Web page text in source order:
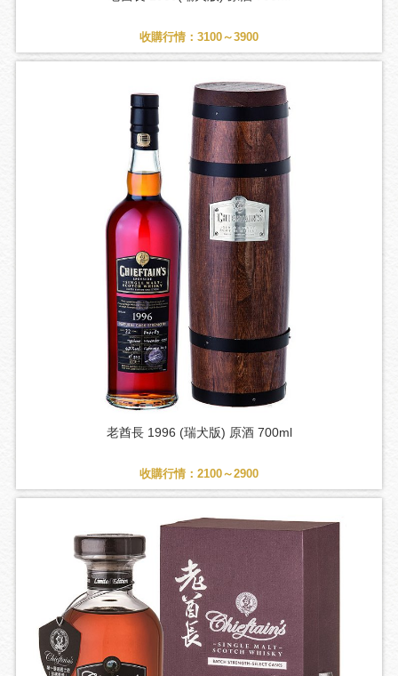
收購行情：3100～3900
老酋長 1996 (瑞犬版) 原酒 700ml
收購行情：2100～2900